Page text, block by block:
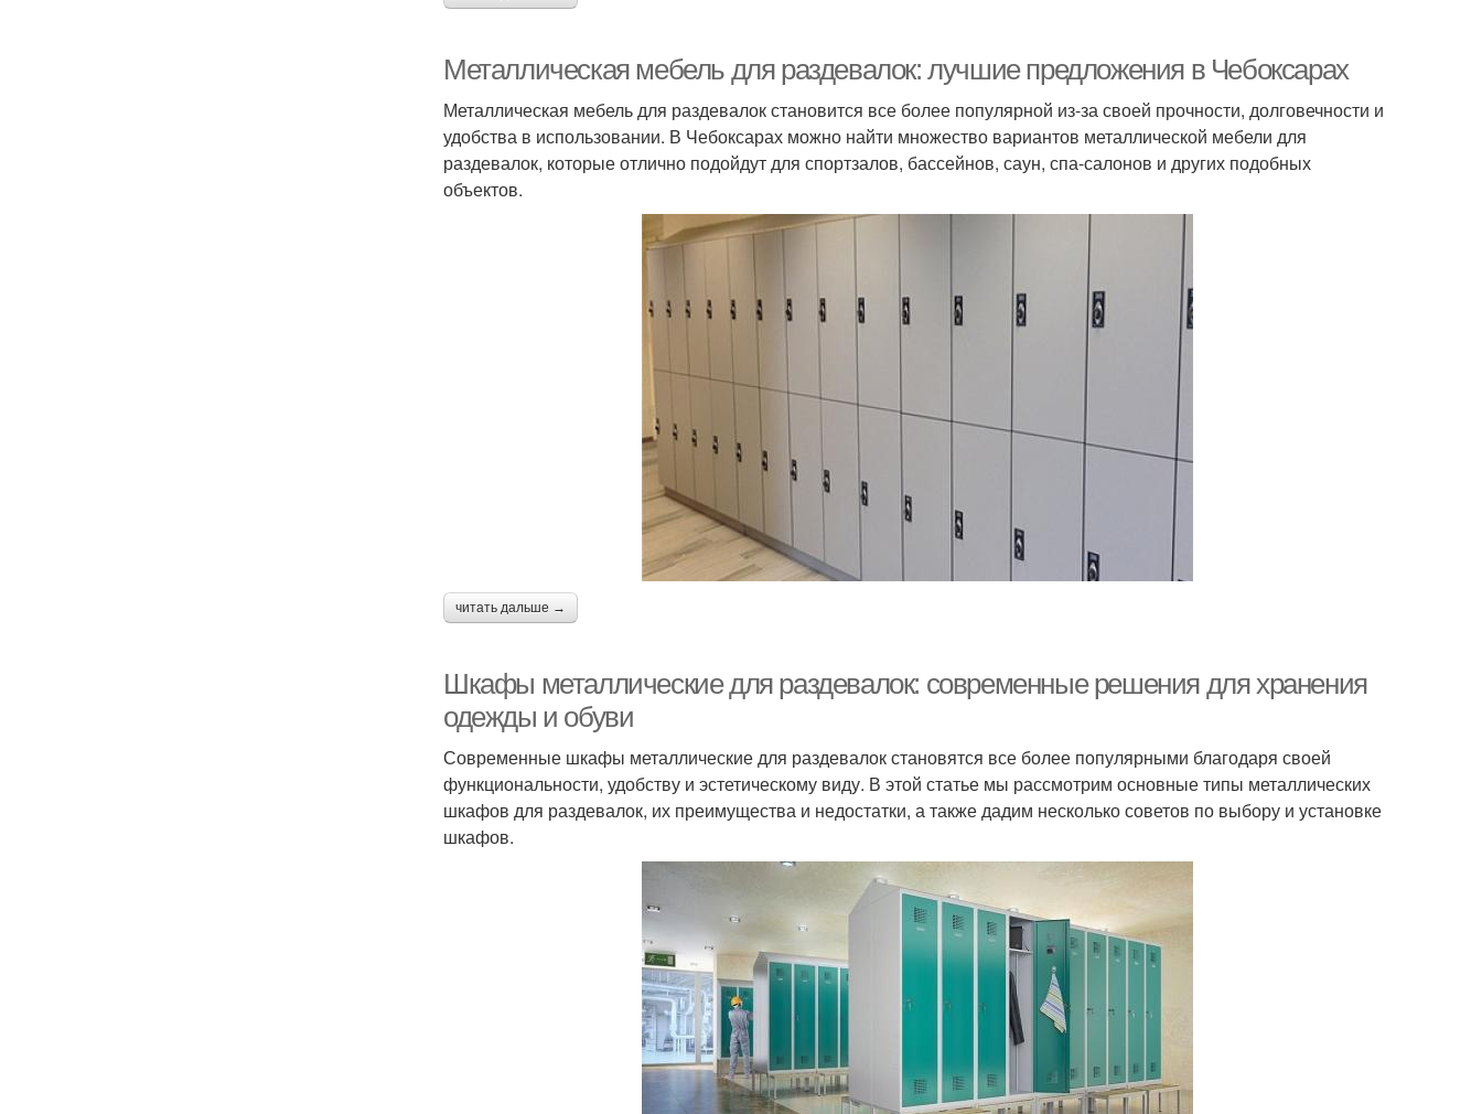
Металлическая мебель для раздевалок: лучшие предложения в Чебоксарах
Металлическая мебель для раздевалок становится все более популярной из-за своей прочности, долговечности и
удобства в использовании. В Чебоксарах можно найти множество вариантов металлической мебели для
раздевалок, которые отлично подойдут для спортзалов, бассейнов, саун, спа-салонов и других подобных
объектов.
читать дальше →
Шкафы металлические для раздевалок: современные решения для хранения
одежды и обуви
Современные шкафы металлические для раздевалок становятся все более популярными благодаря своей
функциональности, удобству и эстетическому виду. В этой статье мы рассмотрим основные типы металлических
шкафов для раздевалок, их преимущества и недостатки, а также дадим несколько советов по выбору и установке
шкафов.